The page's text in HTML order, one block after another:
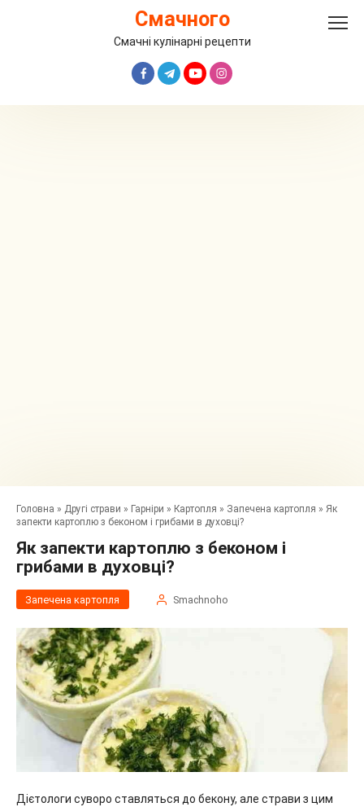
Смачного
Смачні кулінарні рецепти
Головна » Другі страви » Гарніри » Картопля » Запечена картопля » Як
запекти картоплю з беконом і грибами в духовці?
Як запекти картоплю з беконом і
грибами в духовці?
Запечена картопля Smachnoho
Дієтологи суворо ставляться до бекону, але страви з цим